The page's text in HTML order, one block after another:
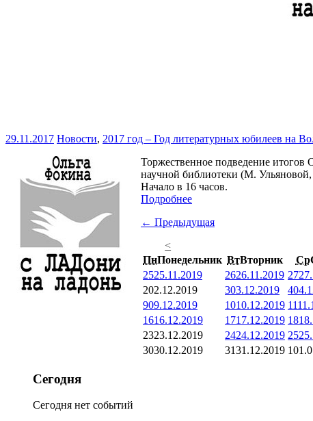
29.11.2017 Новости, 2017 год – Год литературных юбилеев на
Торжественное подведение итогов
научной библиотеки (М. Ульяновой,
Начало в 16 часов.
Подробнее
← Предыдущая
<
ПнПонедельник ВтВторник Ср
2525.11.2019 2626.11.2019 27
202.12.2019 303.12.2019 4
909.12.2019 1010.12.2019 11
1616.12.2019 1717.12.2019 18
2323.12.2019 2424.12.2019 25
3030.12.2019 3131.12.2019 1
Сегодня
Сегодня нет событий